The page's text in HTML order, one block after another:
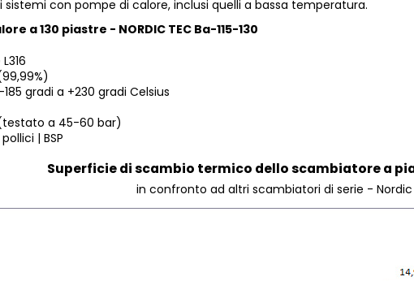
con pompe di calore, inclusi quelli a bassa temperatura.
a 130 piastre - NORDIC TEC Ba-115-130
gradi a +230 gradi Celsius
a 45-60 bar)
| BSP
Superficie di scambio termico dello scambiatore a
in confronto ad altri scambiatori di serie - Nordic